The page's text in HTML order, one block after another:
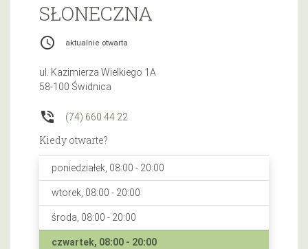
SŁONECZNA
access_time aktualnie otwarta
ul. Kazimierza Wielkiego 1A
58-100 Świdnica
phone_in_talk (74) 660 44 22
Kiedy otwarte?
poniedziałek, 08:00 - 20:00
wtorek, 08:00 - 20:00
środa, 08:00 - 20:00
czwartek, 08:00 - 20:00